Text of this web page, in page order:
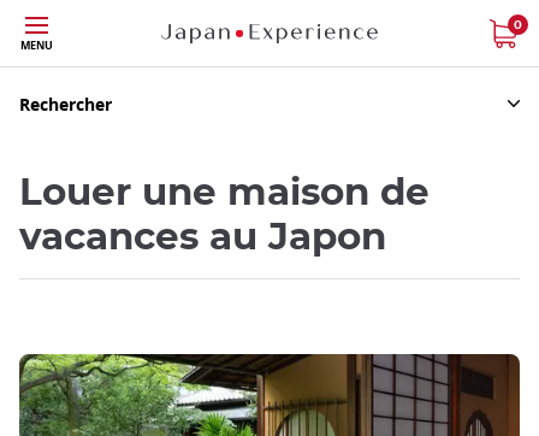
Skip
to
main
content
MENU
0
Rechercher
Louer une maison de
vacances au Japon